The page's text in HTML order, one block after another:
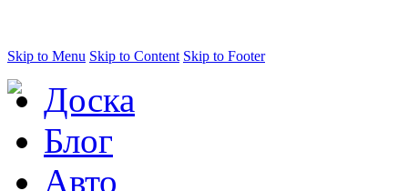
Skip to Menu Skip to Content Skip to Footer
Доска
Блог
Авто